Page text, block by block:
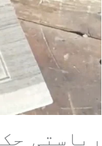
ریاستی